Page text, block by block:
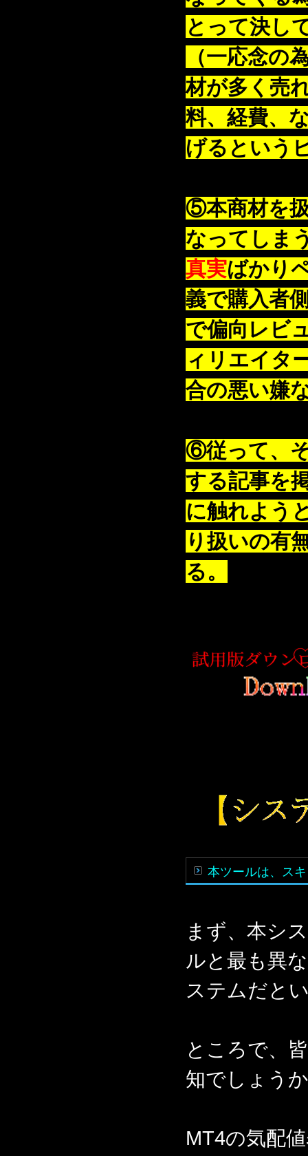
とって決し
（一応念の
材が多く売
料、経費、
げるという
⑤本商材を
なってしま
真実ばかり
義で購入者
で偏向レビ
ィリエイタ
合の悪い嫌
⑥従って、
する記事を
に触れよう
り扱いの有
る。
本ツールは、ス
まず、本シ
ルと最も異
ステムだと
ところで、
知でしょう
MT4の気配